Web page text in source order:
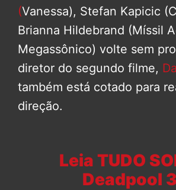
(Vanessa), Stefan Kapicic
Brianna Hildebrand (Míssil
Megassônico) volte sem
diretor do segundo filme,
também está cotado para
direção.
Leia TUDO
Deadpool